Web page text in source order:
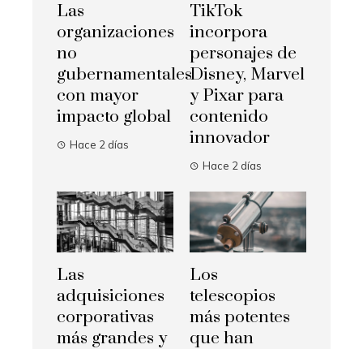
Las
organizaciones
no
gubernamentales
con mayor
impacto global
Hace 2 días
TikTok
incorpora
personajes de
Disney, Marvel
y Pixar para
contenido
innovador
Hace 2 días
Las
adquisiciones
corporativas
más grandes y
Los
telescopios
más potentes
que han